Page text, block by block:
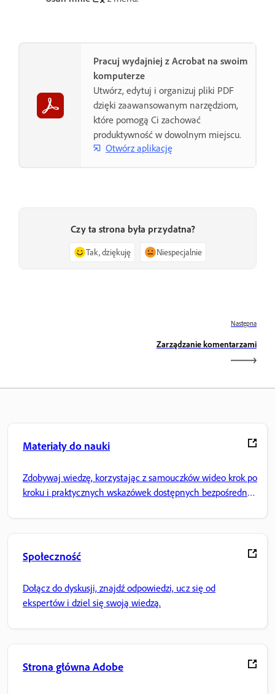
Pracuj wydajniej z Acrobat na swoim
komputerze
Utwórz, edytuj i organizuj pliki PDF
dzięki zaawansowanym narzędziom,
które pomogą Ci zachować
produktywność w dowolnym miejscu.
Otwórz aplikację
Czy ta strona była przydatna?
Tak, dziękuję Niespecjalnie
Następna
Zarządzanie komentarzami
Materiały do nauki
Zdobywaj wiedzę, korzystając z samouczków wideo krok po
kroku i praktycznych wskazówek dostępnych bezpośrednio
Społeczność
Dołącz do dyskusji, znajdź odpowiedzi, ucz się od
ekspertów i dziel się swoją wiedzą.
Strona główna Adobe